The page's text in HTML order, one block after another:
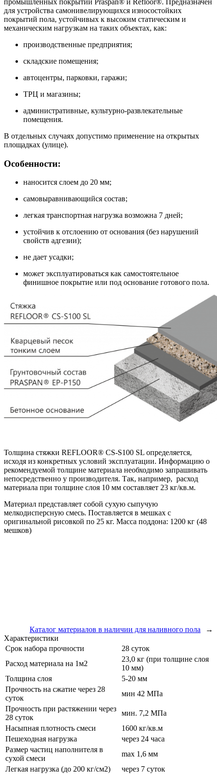
для устройства самонивелирующихся износостойких
покрытий пола, устойчивых к высоким статическим и
механическим нагрузкам на таких объектах, как:
производственные предприятия;
складские помещения;
автоцентры, парковки, гаражи;
ТРЦ и магазины;
административные, культурно-развлекательные
помещения.
В отдельных случаях допустимо применение на открытых
площадках (улице).
Особенности:
наносится слоем до 20 мм;
самовыравнивающийся состав;
легкая транспортная нагрузка возможна 7 дней;
устойчив к отслоению от основания (без нарушений
свойств адгезии);
не дает усадки;
может эксплуатироваться как самостоятельное
финишное покрытие или под основание готового пола.
Толщина стяжки REFLOOR® CS-S100 SL определяется,
исходя из конкретных условий эксплуатации. Информацию о
рекомендуемой толщине материала необходимо запрашивать
непосредственно у производителя. Так, например, расход
материала при толщине слоя 10 мм составляет 23 кг/кв.м.
Материал представляет собой сухую сыпучую
мелкодисперсную смесь. Поставляется в мешках с
оригинальной рисовкой по 25 кг. Масса поддона: 1200 кг (48
мешков)
Каталог материалов в наличии для наливного пола
→
Характеристики
Срок набора прочности
28 суток
Расход материала на 1м2
23,0 кг (при толщине слоя
10 мм)
Толщина слоя
5-20 мм
Прочность на сжатие через 28
суток
мин 42 МПа
Прочность при растяжении через
28 суток
мин. 7,2 МПа
Насыпная плотность смеси
1600 кг/кв.м
Пешеходная нагрузка
через 24 часа
Размер частиц наполнителя в
сухой смеси
max 1,6 мм
Легкая нагрузка (до 200 кг/см2)
через 7 суток